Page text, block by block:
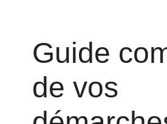
Guide
de vos